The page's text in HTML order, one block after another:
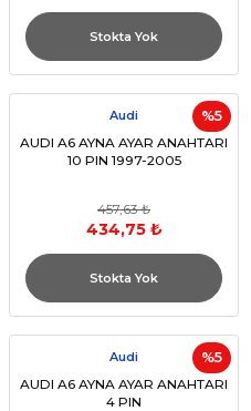
Stokta Yok
%5
Audi
AUDI A6 AYNA AYAR ANAHTARI
10 PIN 1997-2005
457,63 ₺
434,75 ₺
Stokta Yok
%5
Audi
AUDI A6 AYNA AYAR ANAHTARI
4 PIN